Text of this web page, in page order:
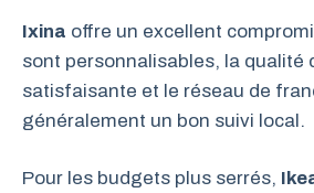
Ixina offre un excellent
sont personnalisables, la qualité
satisfaisante et le réseau de
généralement un bon suivi local.
Pour les budgets plus serrés,